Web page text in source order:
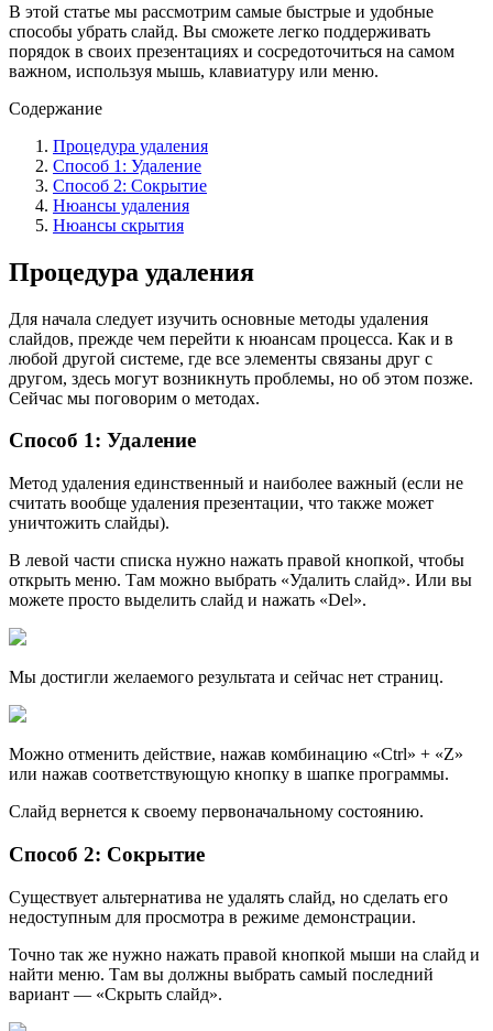
В этой статье мы рассмотрим самые быстрые и удобные
способы убрать слайд. Вы сможете легко поддерживать
порядок в своих презентациях и сосредоточиться на самом
важном, используя мышь, клавиатуру или меню.
Содержание
Процедура удаления
Способ 1: Удаление
Способ 2: Сокрытие
Нюансы удаления
Нюансы скрытия
Процедура удаления
Для начала следует изучить основные методы удаления
слайдов, прежде чем перейти к нюансам процесса. Как и в
любой другой системе, где все элементы связаны друг с
другом, здесь могут возникнуть проблемы, но об этом позже.
Сейчас мы поговорим о методах.
Способ 1: Удаление
Метод удаления единственный и наиболее важный (если не
считать вообще удаления презентации, что также может
уничтожить слайды).
В левой части списка нужно нажать правой кнопкой, чтобы
открыть меню. Там можно выбрать «Удалить слайд». Или вы
можете просто выделить слайд и нажать «Del».
Мы достигли желаемого результата и сейчас нет страниц.
Можно отменить действие, нажав комбинацию «Ctrl» + «Z»
или нажав соответствующую кнопку в шапке программы.
Слайд вернется к своему первоначальному состоянию.
Способ 2: Сокрытие
Существует альтернатива не удалять слайд, но сделать его
недоступным для просмотра в режиме демонстрации.
Точно так же нужно нажать правой кнопкой мыши на слайд и
найти меню. Там вы должны выбрать самый последний
вариант — «Скрыть слайд».